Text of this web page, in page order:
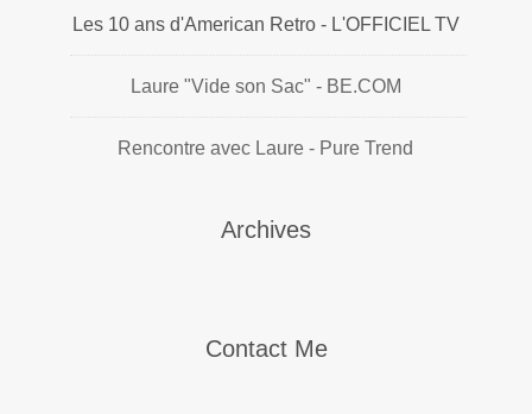
Les 10 ans d'American Retro - L'OFFICIEL TV
Laure "Vide son Sac" - BE.COM
Rencontre avec Laure - Pure Trend
Archives
Contact Me